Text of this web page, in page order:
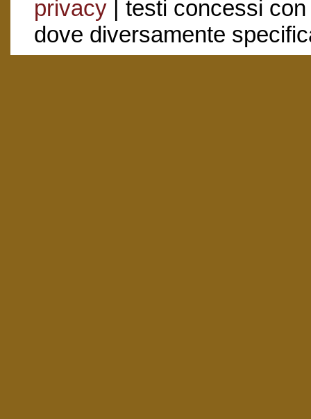
privacy| testi concessi
dove diversamente